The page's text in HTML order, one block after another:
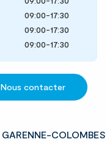
09:00-17:30
09:00-17:30
09:00-17:30
Nous contacter